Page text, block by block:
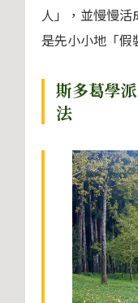
人」，並慢慢
是先小小地「假
斯多葛學
法